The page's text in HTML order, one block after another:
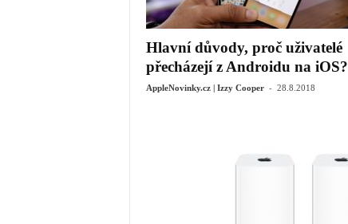
Hlavní důvody, proč uživatelé
přecházejí z Androidu na iOS?
AppleNovinky.cz | Izzy Cooper - 28.8.2018